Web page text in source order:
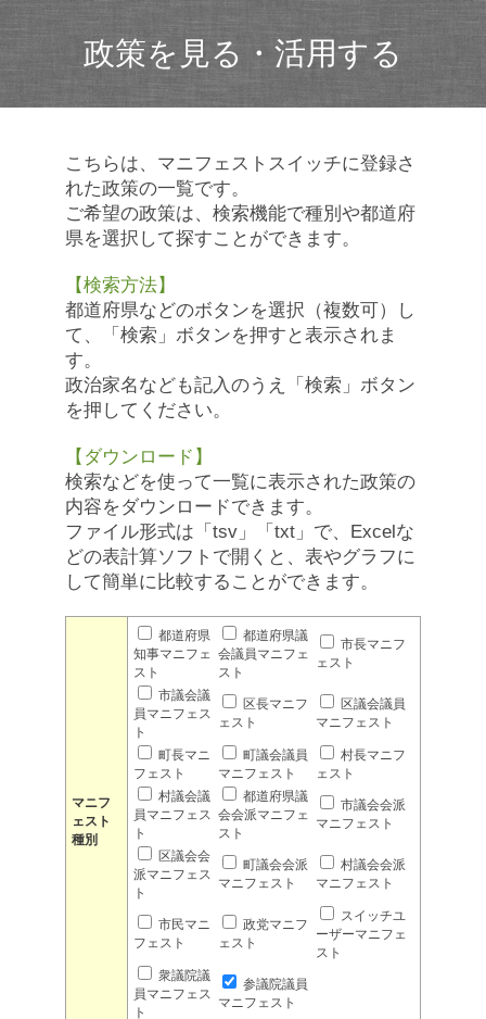
政策を見る・活用する
こちらは、マニフェストスイッチに登録さ
れた政策の一覧です。
ご希望の政策は、検索機能で種別や都道府
県を選択して探すことができます。
【検索方法】
都道府県などのボタンを選択（複数可）し
て、「検索」ボタンを押すと表示されま
す。
政治家名なども記入のうえ「検索」ボタン
を押してください。
【ダウンロード】
検索などを使って一覧に表示された政策の
内容をダウンロードできます。
ファイル形式は「tsv」「txt」で、Excelな
どの表計算ソフトで開くと、表やグラフに
して簡単に比較することができます。
マニフ
ェスト
種別
都道府県
知事マニフェ
スト
都道府県議
会議員マニフェ
スト
市長マニフ
ェスト
市議会議
員マニフェス
ト
区長マニフ
ェスト
区議会議員
マニフェスト
町長マニ
フェスト
町議会議員
マニフェスト
村長マニフ
ェスト
村議会議
員マニフェス
ト
都道府県議
会会派マニフェ
スト
市議会会派
マニフェスト
区議会会
派マニフェス
ト
町議会会派
マニフェスト
村議会会派
マニフェスト
市民マニ
フェスト
政党マニフ
ェスト
スイッチユ
ーザーマニフェ
スト
衆議院議
員マニフェス
ト
参議院議員
マニフェスト